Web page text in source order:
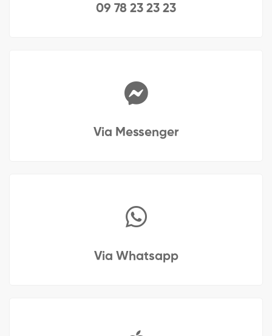
09 78 23 23 23
Via Messenger
Via Whatsapp